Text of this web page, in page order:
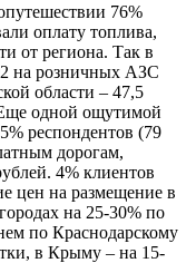
76%
оплату топлива,
от региона. Так в
на розничных АЗС
области – 47,5
одной ощутимой
респондентов (79
дорогам,
4% клиентов
цен на размещение в
на 25-30% по
по Краснодарскому
в Крыму – на 15-